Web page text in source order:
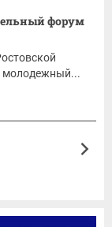
форум
молодежный...